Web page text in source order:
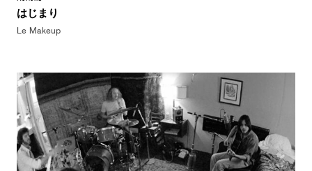
はじまり
Le Makeup